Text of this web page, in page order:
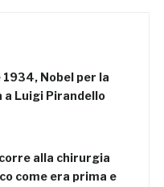
Nobel per la
Luigi Pirandello
alla chirurgia
come era prima e